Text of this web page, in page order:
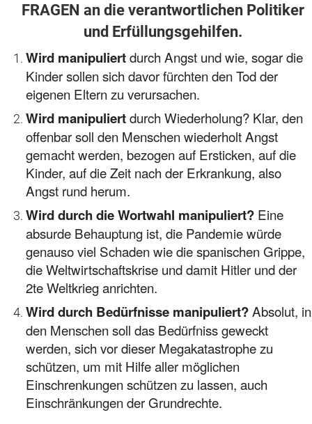
FRAGEN an die verantwortlichen Politiker
und Erfüllungsgehilfen.
Wird manipuliertdurch Angst und wie, sogar die
Kinder sollen sich davor fürchten den Tod der
eigenen Eltern zu verursachen.
Wird manipuliertdurch Wiederholung? Klar, den
offenbar soll den Menschen wiederholt Angst
gemacht werden, bezogen auf Ersticken, auf die
Kinder, auf die Zeit nach der Erkrankung, also
Angst rund herum.
Wird durch die Wortwahl manipuliert? Eine
absurde Behauptung ist, die Pandemie würde
genauso viel Schaden wie die spanischen Grippe,
die Weltwirtschaftskrise und damit Hitler und der
2te Weltkrieg anrichten.
Wird durch Bedürfnisse manipuliert?Absolut, in
den Menschen soll das Bedürfniss geweckt
werden, sich vor dieser Megakatastrophe zu
schützen, um mit Hilfe aller möglichen
Einschrenkungen schützen zu lassen, auch
Einschränkungen der Grundrechte.